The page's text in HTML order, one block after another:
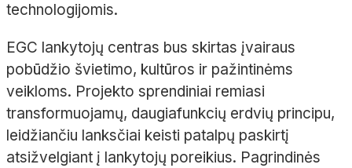
technologijomis.
EGC lankytojų centras bus skirtas įvairaus
pobūdžio švietimo, kultūros ir pažintinėms
veikloms. Projekto sprendiniai remiasi
transformuojamų, daugiafunkcių erdvių principu,
leidžiančiu lanksčiai keisti patalpų paskirtį
atsižvelgiant į lankytojų poreikius. Pagrindinės